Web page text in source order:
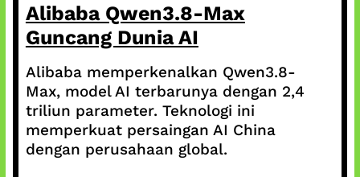
Alibaba Qwen3.8-Max
Guncang Dunia AI
Alibaba memperkenalkan Qwen3.8-
Max, model AI terbarunya dengan 2,4
triliun parameter. Teknologi ini
memperkuat persaingan AI China
dengan perusahaan global.